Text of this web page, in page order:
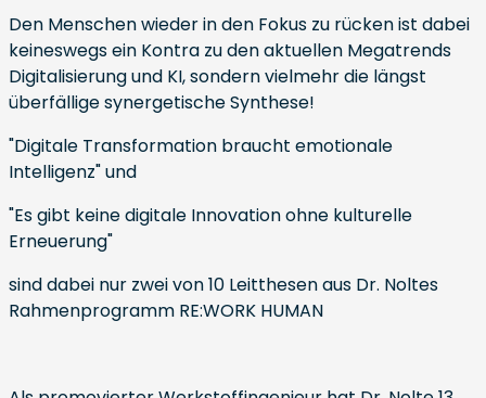
Den Menschen wieder in den Fokus zu rücken ist dabei
keineswegs ein Kontra zu den aktuellen Megatrends
Digitalisierung und KI, sondern vielmehr die längst
überfällige synergetische Synthese!
"Digitale Transformation braucht emotionale
Intelligenz" und
"Es gibt keine digitale Innovation ohne kulturelle
Erneuerung"
sind dabei nur zwei von 10 Leitthesen aus Dr. Noltes
Rahmenprogramm RE:WORK HUMAN